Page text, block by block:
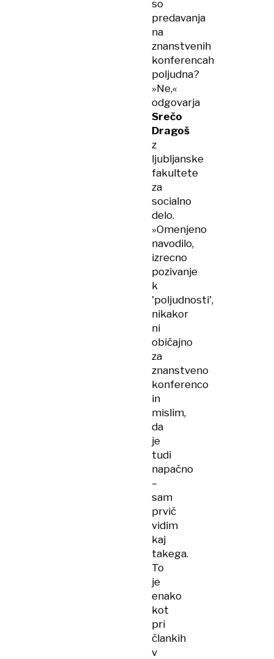
so
predavanja
na
znanstvenih
konferencah
poljudna?
»Ne,«
odgovarja
Srečo
Dragoš
z
ljubljanske
fakultete
za
socialno
delo.
»Omenjeno
navodilo,
izrecno
pozivanje
k
'poljudnosti',
nikakor
ni
običajno
za
znanstveno
konferenco
in
mislim,
da
je
tudi
napačno
–
sam
prvič
vidim
kaj
takega.
To
je
enako
kot
pri
člankih
v